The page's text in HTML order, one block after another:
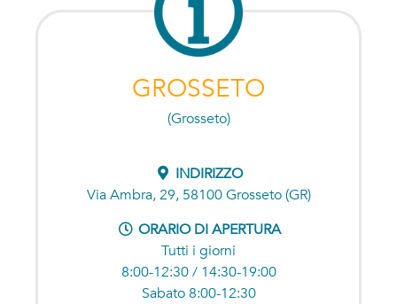
GROSSETO
(Grosseto)
INDIRIZZO
Via Ambra, 29, 58100 Grosseto (GR)
ORARIO DI APERTURA
Tutti i giorni
8:00-12:30 / 14:30-19:00
Sabato 8:00-12:30